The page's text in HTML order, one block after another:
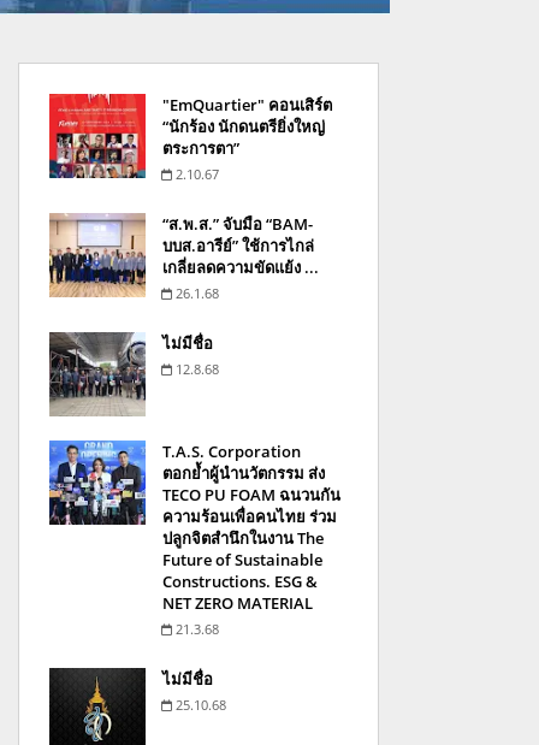
"EmQuartier" คอนเสิร์ต
“นักร้อง นักดนตรียิ่งใหญ่
ตระการตา”
2.10.67
“ส.พ.ส.” จับมือ “BAM-
บบส.อารีย์” ใช้การไกล่
เกลี่ยลดความขัดแย้ง ...
26.1.68
ไม่มีชื่อ
12.8.68
T.A.S. Corporation
ตอกย้ำผู้นำนวัตกรรม ส่ง
TECO PU FOAM ฉนวนกัน
ความร้อนเพื่อคนไทย ร่วม
ปลูกจิตสำนึกในงาน The
Future of Sustainable
Constructions. ESG &
NET ZERO MATERIAL
21.3.68
ไม่มีชื่อ
25.10.68